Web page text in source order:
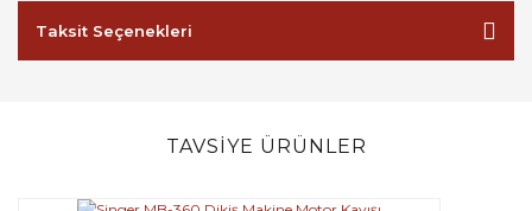
Taksit Seçenekleri
TAVSİYE ÜRÜNLER